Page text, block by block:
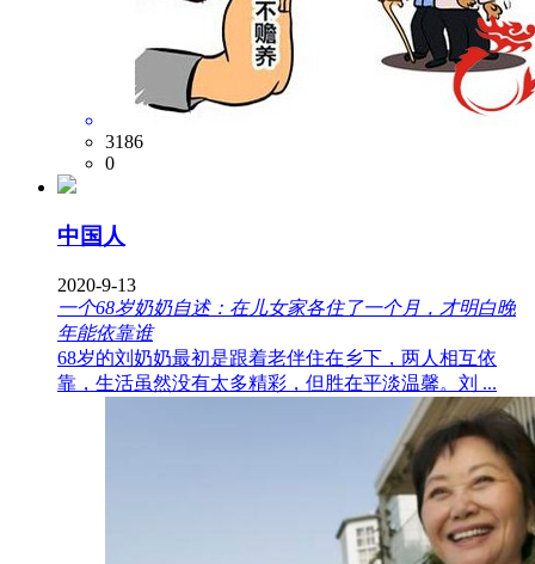
3186
0
中国人
2020-9-13
一个68岁奶奶自述：在儿女家各住了一个月，才明白晚
年能依靠谁
68岁的刘奶奶最初是跟着老伴住在乡下，两人相互依
靠，生活虽然没有太多精彩，但胜在平淡温馨。刘 ...